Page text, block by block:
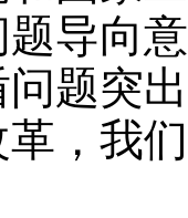
导向
题突
，我